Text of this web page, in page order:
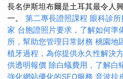
長名伊斯坦布爾是土耳其最令人
一。 第二專長證照課程 眼科診
家 台胞證照片要求，了解如何準
所，幫助您管理日常財務 桃園地
植牙過程，為你提供永久性解決
供透明報價 除白蟻費用，了解白
強化網站優化的SEO服務 音波拉